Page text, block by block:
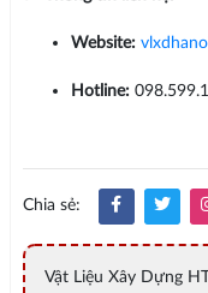
Website:
Hotline:
Chia sẻ:
Vật Liệu Xây Dựng